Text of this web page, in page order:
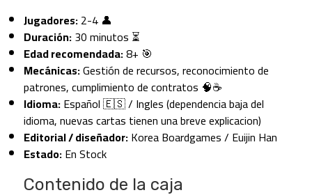
Jugadores:2-4 👤
Duración:30 minutos ⏳
Edad recomendada:8+ 🎯
Mecánicas:Gestión de recursos, reconocimiento de
patrones, cumplimiento de contratos 🧠☕
Idioma:Español 🇪🇸 / Ingles (dependencia baja del
idioma, nuevas cartas tienen una breve explicacion)
Editorial / diseñador:Korea Boardgames / Euijin Han
Estado:En Stock
Contenido de la caja